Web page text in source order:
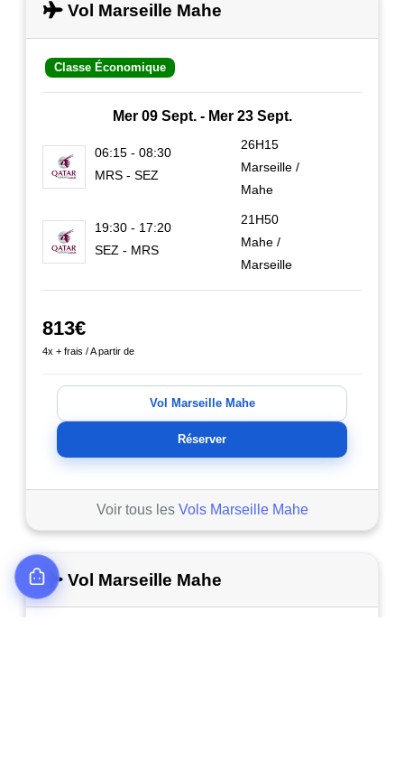
Vol Marseille Mahe
Classe Économique
Mer 09 Sept. - Mer 23 Sept.
06:15 - 08:30
MRS - SEZ
26H15
Marseille /
Mahe
19:30 - 17:20
SEZ - MRS
21H50
Mahe /
Marseille
813€
4x + frais / A partir de
Vol Marseille Mahe
Réserver
Voir tous les Vols Marseille Mahe
Vol Marseille Mahe